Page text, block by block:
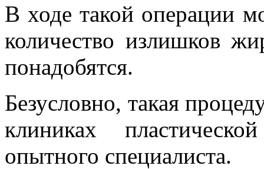
В ходе такой операции
количество излишков
понадобятся.
Безусловно, такая
клиниках
опытного специалиста.